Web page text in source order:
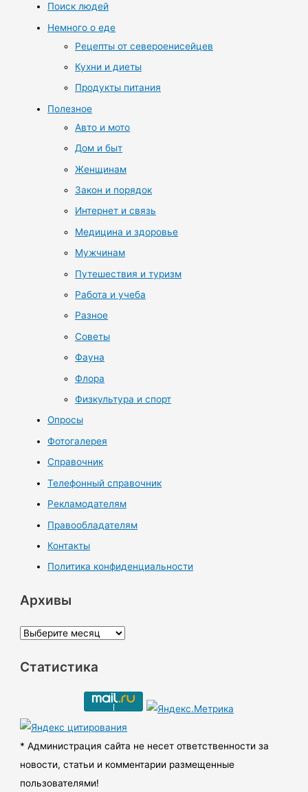
Поиск людей
Немного о еде
Рецепты от североенисейцев
Кухни и диеты
Продукты питания
Полезное
Авто и мото
Дом и быт
Женщинам
Закон и порядок
Интернет и связь
Медицина и здоровье
Мужчинам
Путешествия и туризм
Работа и учеба
Разное
Советы
Фауна
Флора
Физкультура и спорт
Опросы
Фотогалерея
Справочник
Телефонный справочник
Рекламодателям
Правообладателям
Контакты
Политика конфиденциальности
Архивы
А
х
ы
Статистика
* Администрация сайта не несет ответственности за
новости, статьи и комментарии размещенные
пользователями!